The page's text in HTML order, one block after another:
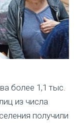
более 1,1 тыс.
из числа
получили